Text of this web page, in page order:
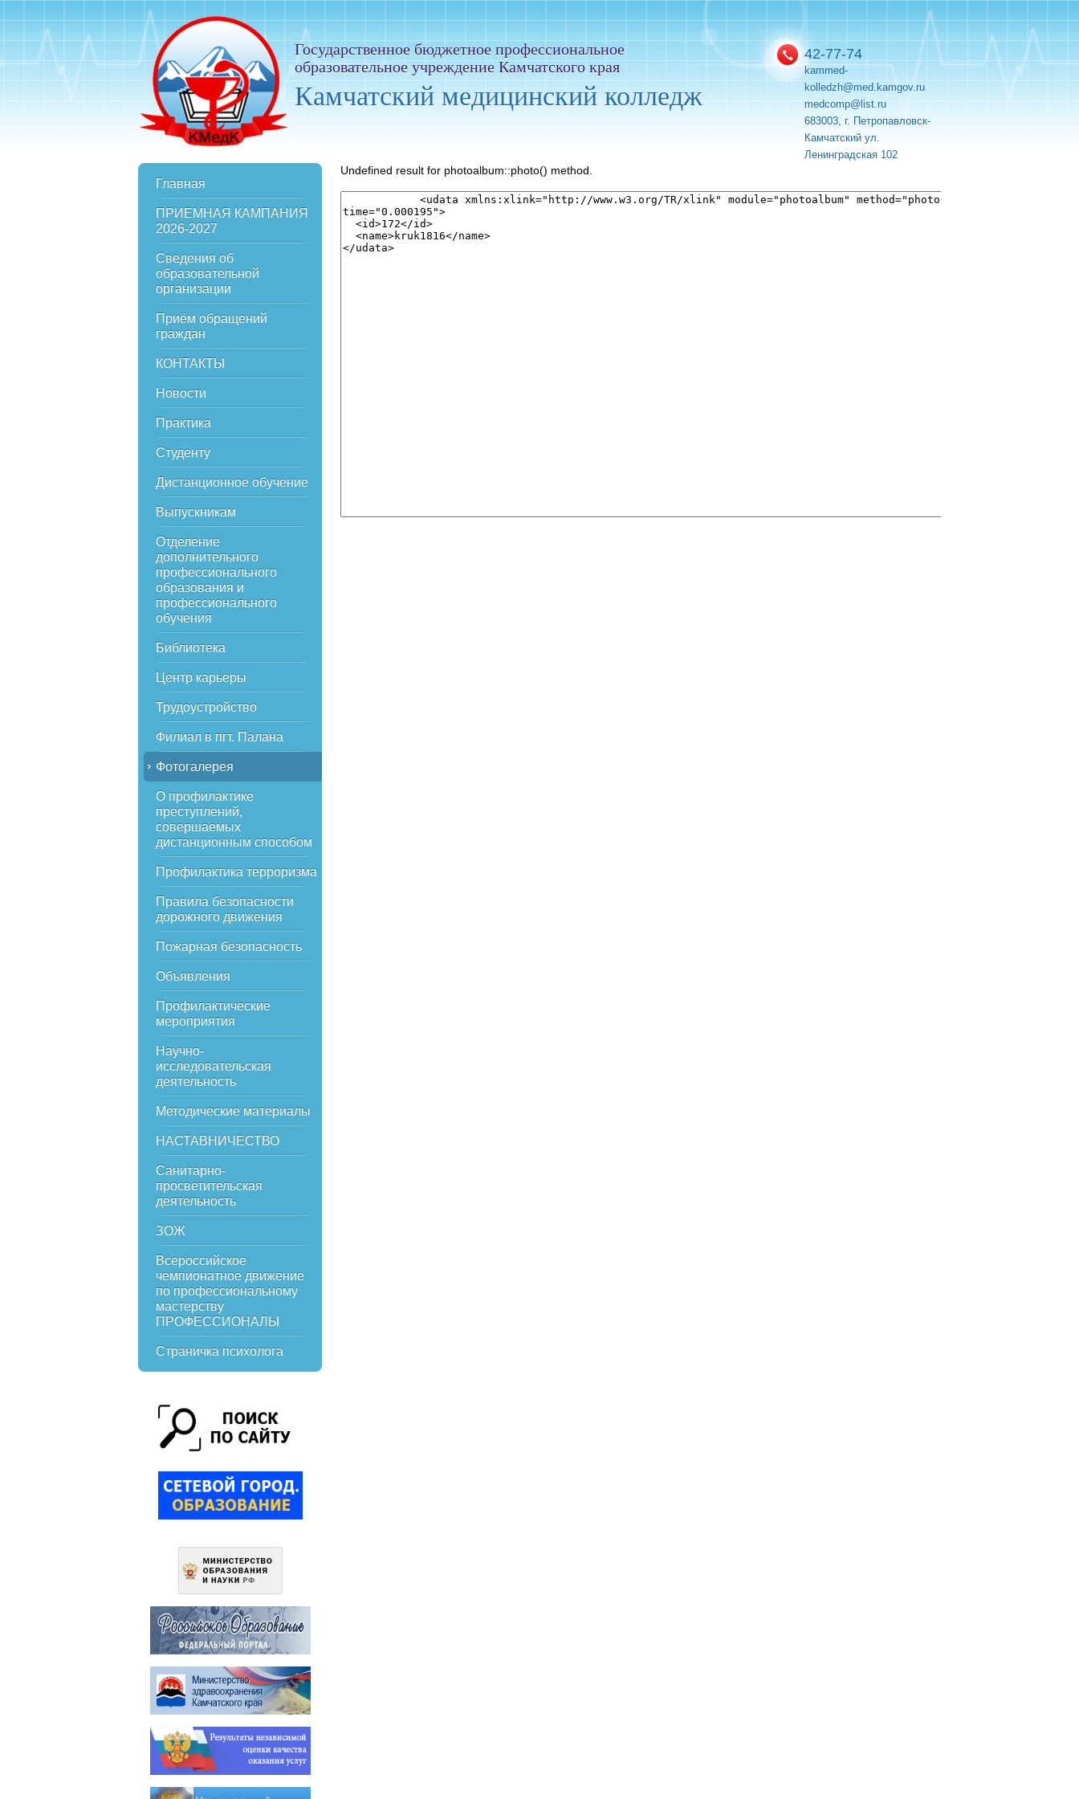
Государственное бюджетное профессиональное
образовательное учреждение Камчатского края
Камчатский медицинский колледж
42-77-74
kammed-
kolledzh@med.kamgov.ru
medcomp@list.ru
683003, г. Петропавловск-
Камчатский ул.
Ленинградская 102
Главная
ПРИЕМНАЯ КАМПАНИЯ
2026-2027
Сведения об
образовательной
организации
Приём обращений
граждан
КОНТАКТЫ
Новости
Практика
Студенту
Дистанционное обучение
Выпускникам
Отделение
дополнительного
профессионального
образования и
профессионального
обучения
Библиотека
Центр карьеры
Трудоустройство
Филиал в пгт. Палана
Фотогалерея
О профилактике
преступлений,
совершаемых
дистанционным способом
Профилактика терроризма
Правила безопасности
дорожного движения
Пожарная безопасность
Объявления
Профилактические
мероприятия
Научно-
исследовательская
деятельность
Методические материалы
НАСТАВНИЧЕСТВО
Санитарно-
просветительская
деятельность
ЗОЖ
Всероссийское
чемпионатное движение
по профессиональному
мастерству
ПРОФЕССИОНАЛЫ
Страничка психолога
Undefined result for photoalbum::photo() method.